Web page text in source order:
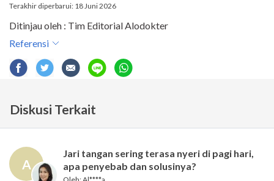
Terakhir diperbarui: 18 Juni 2026